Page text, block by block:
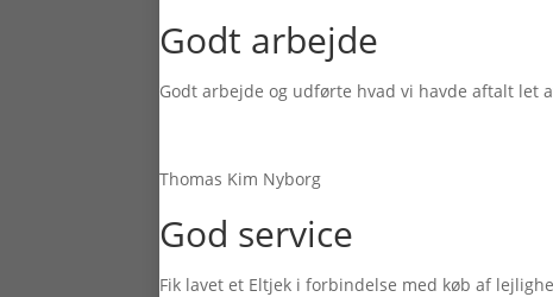
Godt arbejde
Godt arbejde og udførte hvad vi havde aftalt let
Thomas Kim Nyborg
God service
Fik lavet et Eltjek i forbindelse med køb af